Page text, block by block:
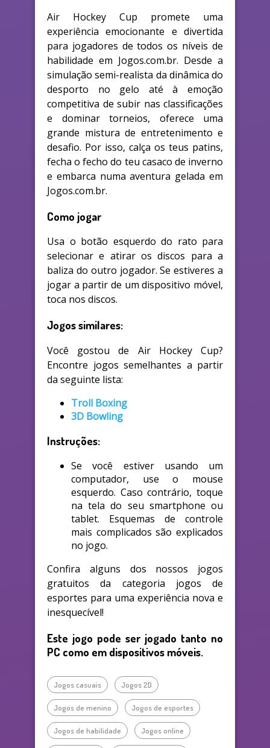
Air Hockey Cup promete uma
experiência emocionante e divertida
para jogadores de todos os níveis de
habilidade em Jogos.com.br. Desde a
simulação semi-realista da dinâmica do
desporto no gelo até à emoção
competitiva de subir nas classificações
e dominar torneios, oferece uma
grande mistura de entretenimento e
desafio. Por isso, calça os teus patins,
fecha o fecho do teu casaco de inverno
e embarca numa aventura gelada em
Jogos.com.br.
Como jogar
Usa o botão esquerdo do rato para
selecionar e atirar os discos para a
baliza do outro jogador. Se estiveres a
jogar a partir de um dispositivo móvel,
toca nos discos.
Jogos similares:
Você gostou de Air Hockey Cup?
Encontre jogos semelhantes a partir
da seguinte lista:
Troll Boxing
3D Bowling
Instruções:
Se você estiver usando um
computador, use o mouse
esquerdo. Caso contrário, toque
na tela do seu smartphone ou
tablet. Esquemas de controle
mais complicados são explicados
no jogo.
Confira alguns dos nossos jogos
gratuitos da categoria jogos de
esportes para uma experiência nova e
inesquecível!
Este jogo pode ser jogado tanto no
PC como em dispositivos móveis.
Jogos casuais Jogos 2D
Jogos de menino Jogos de esportes
Jogos de habilidade Jogos online